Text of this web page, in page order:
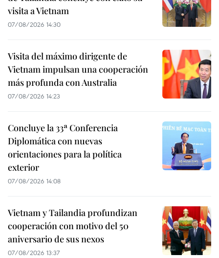
visita a Vietnam
07/08/2026 14:30
Visita del máximo dirigente de
Vietnam impulsan una cooperación
más profunda con Australia
07/08/2026 14:23
Concluye la 33ª Conferencia
Diplomática con nuevas
orientaciones para la política
exterior
07/08/2026 14:08
Vietnam y Tailandia profundizan
cooperación con motivo del 50
aniversario de sus nexos
07/08/2026 13:37